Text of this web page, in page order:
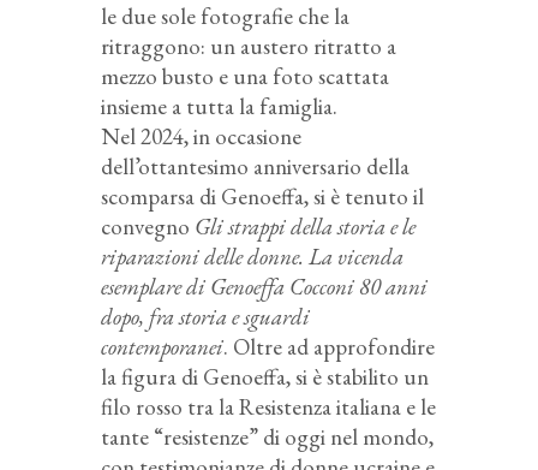
le due sole fotografie che la
ritraggono: un austero ritratto a
mezzo busto e una foto scattata
insieme a tutta la famiglia.
Nel 2024, in occasione
dell’ottantesimo anniversario della
scomparsa di Genoeffa, si è tenuto il
convegno Gli strappi della storia e le
riparazioni delle donne. La vicenda
esemplare di Genoeffa Cocconi 80 anni
dopo, fra storia e sguardi
contemporanei. Oltre ad approfondire
la figura di Genoeffa, si è stabilito un
filo rosso tra la Resistenza italiana e le
tante “resistenze” di oggi nel mondo,